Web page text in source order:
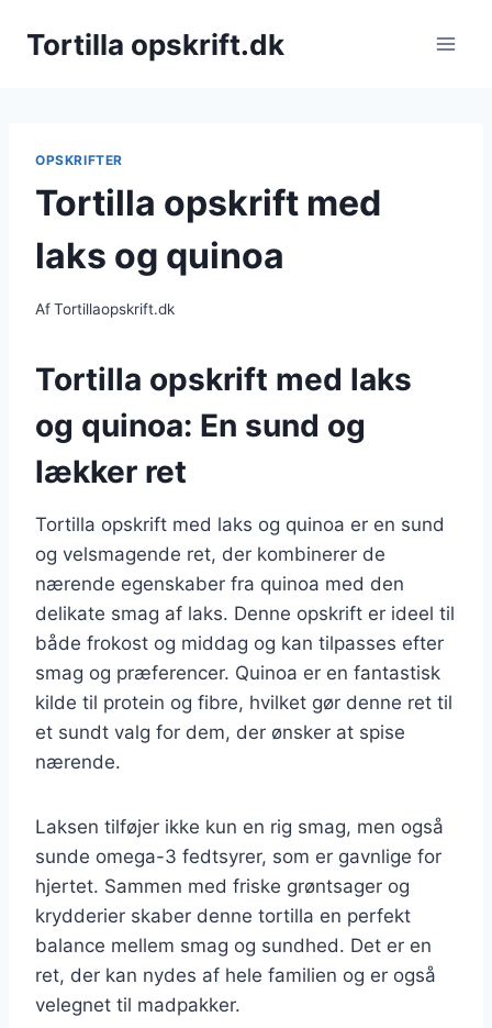
Tortilla opskrift.dk
OPSKRIFTER
Tortilla opskrift med
laks og quinoa
AfTortillaopskrift.dk
Tortilla opskrift med laks
og quinoa: En sund og
lækker ret
Tortilla opskrift med laks og quinoa er en sund
og velsmagende ret, der kombinerer de
nærende egenskaber fra quinoa med den
delikate smag af laks. Denne opskrift er ideel til
både frokost og middag og kan tilpasses efter
smag og præferencer. Quinoa er en fantastisk
kilde til protein og fibre, hvilket gør denne ret til
et sundt valg for dem, der ønsker at spise
nærende.
Laksen tilføjer ikke kun en rig smag, men også
sunde omega-3 fedtsyrer, som er gavnlige for
hjertet. Sammen med friske grøntsager og
krydderier skaber denne tortilla en perfekt
balance mellem smag og sundhed. Det er en
ret, der kan nydes af hele familien og er også
velegnet til madpakker.